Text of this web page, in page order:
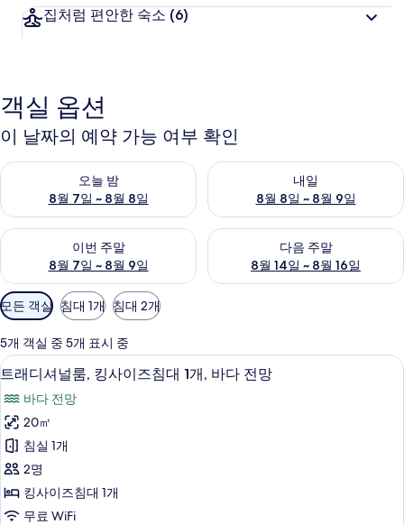
집처럼 편안한 숙소 (6)
객실 옵션
이 날짜의 예약 가능 여부 확인
오늘 밤
8월 7일 ~ 8월 8일
오늘 밤 예약 가능 여부 확인, 8월 7일 ~ 8월 8일
내일
8월 8일 ~ 8월 9일
내일 예약 가능 여부 확인, 8월
이번 주말
8월 7일 ~ 8월 9일
이번 주말 예약 가능 여부 확인, 8월 7일 ~ 8월 9일
다음 주말
8월 14일 ~ 8월 16일
다음 주말 예약 가능 여부 확인,
객
실
에
사
용
가
능
한
필
터
모든 객실 침대 1개 침대 2개
5개 객실 중 5개 표시 중
트
디
셔
널
룸,
킹
트래디셔널룸, 킹사이즈침대 1개, 바
5
트래디셔널룸, 킹사이즈침대 1개, 바다 전망
바다 전망
20㎡
침실 1개
2명
킹사이즈침대 1개
무료 WiFi